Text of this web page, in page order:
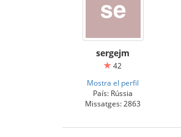
sergejm
42
Mostra el perfil
País: Rússia
Missatges: 2863